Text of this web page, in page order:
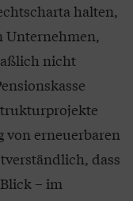
halten,
Unternehmen,
nicht
erneuerbaren
dass
– im